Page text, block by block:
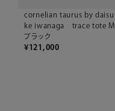
cornelian taurus by daisu
ke iwanaga trace tote M
ブラック
¥121,000